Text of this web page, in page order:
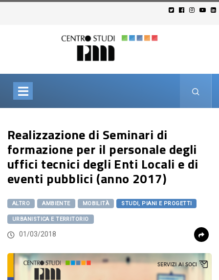
Realizzazione di Seminari di
formazione per il personale degli
uffici tecnici degli Enti Locali e di
eventi pubblici (anno 2017)
ALTRO AMBIENTE MOBILITÀ STUDI, PIANI E PROGETTI
URBANISTICA E TERRITORIO
01/03/2018